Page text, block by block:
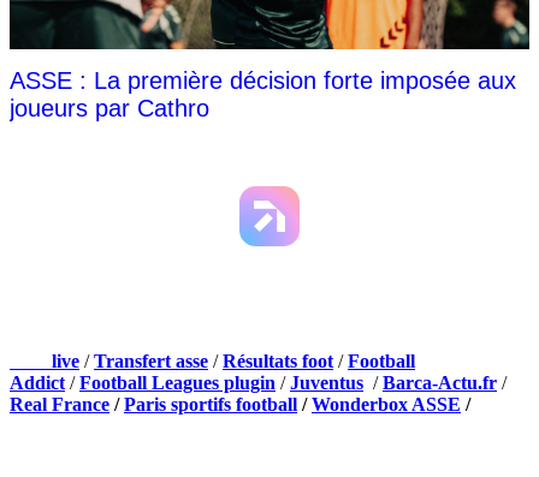
ASSE : La première décision forte imposée aux
joueurs par Cathro
live /Transfert asse /Résultats foot /Football
Addict /Football Leagues plugin /Juventus /Barca-Actu.fr /
Real France /Paris sportifs football /Wonderbox ASSE /